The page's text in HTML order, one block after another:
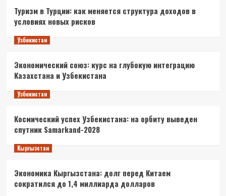
Туризм в Турции: как меняется структура доходов в
условиях новых рисков
Узбекистан
Экономический союз: курс на глубокую интеграцию
Казахстана и Узбекистана
Узбекистан
Космический успех Узбекистана: на орбиту выведен
спутник Samarkand-2028
Кыргызстан
Экономика Кыргызстана: долг перед Китаем
сократился до 1,4 миллиарда долларов